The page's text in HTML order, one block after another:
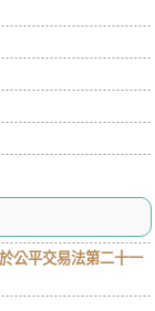
公平交易法第二十一